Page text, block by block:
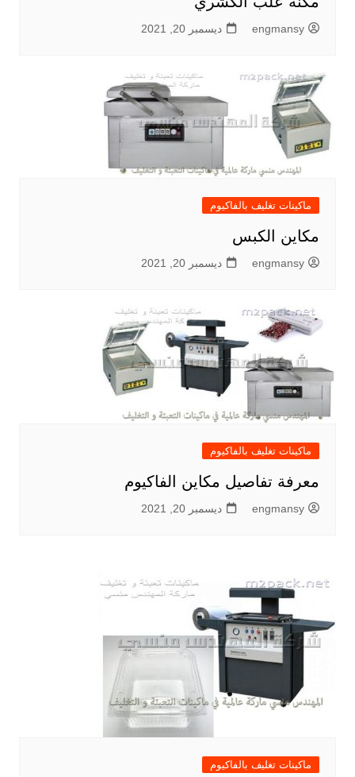
engmansy ديسمبر 20, 2021
ماكينات تغليف بالفاكيوم
مكاين الكبس
engmansy ديسمبر 20, 2021
ماكينات تغليف بالفاكيوم
معرفة تفاصيل مكاين الفاكيوم
engmansy ديسمبر 20, 2021
ماكينات تغليف بالفاكيوم